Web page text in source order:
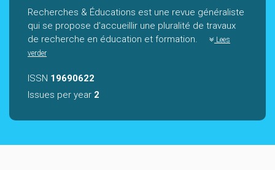
Recherches & Éducations est une revue généraliste
qui se propose d'accueillir une pluralité de travaux
de recherche en éducation et formation.
Lees
verder
ISSN 19690622
Issues per year 2